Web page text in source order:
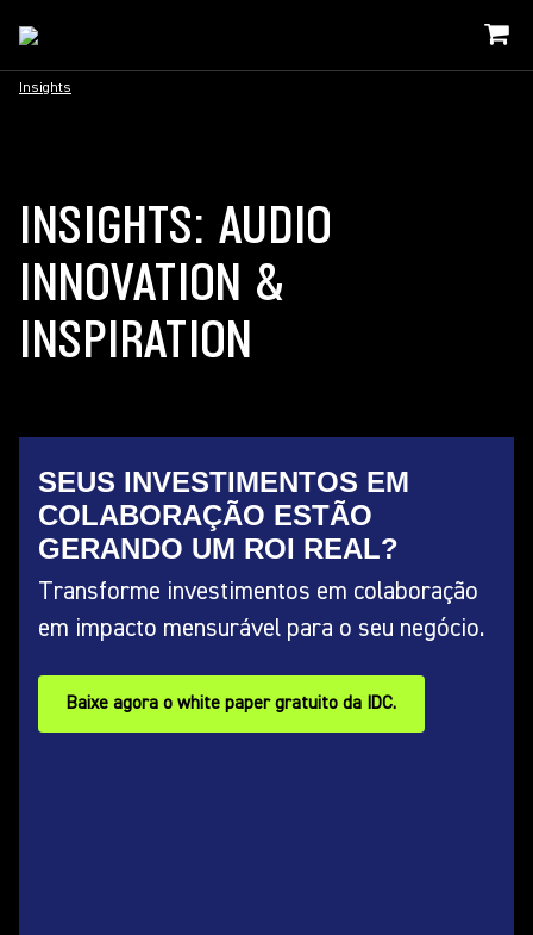
Insights
INSIGHTS: AUDIO
INNOVATION &
INSPIRATION
SEUS INVESTIMENTOS EM
COLABORAÇÃO ESTÃO
GERANDO UM ROI REAL?
Transforme investimentos em colaboração
em impacto mensurável para o seu negócio.
Baixe agora o white paper gratuito da IDC.